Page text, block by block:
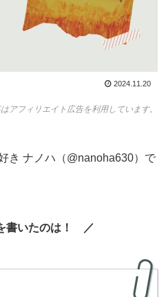
2024.11.20
アフィリエイト広告を利用しています。
き ナノハ（@nanoha630）で
書いたのは！ ／